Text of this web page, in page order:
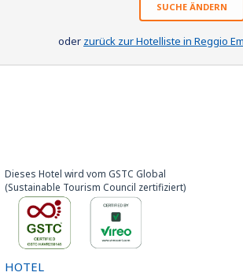
SUCHE ÄNDERN
oder zurück zur Hotelliste in Reggio
Dieses Hotel wird vom GSTC Global
(Sustainable Tourism Council zertifiziert)
HOTEL